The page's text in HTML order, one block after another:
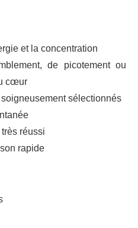
et la concentration
de picotement ou
cœur
sélectionnés
réussi
rapide